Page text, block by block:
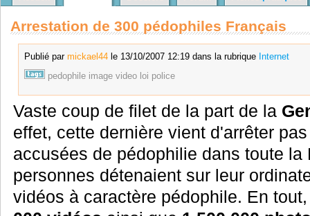
Arrestation de 300 pédophiles Français
Publié par mickael44le 13/10/2007 12:19 dans la rubrique Internet
pedophile image video loi police
Vaste coup de filet de la part de la
effet, cette dernière vient d'arrêter
accusées de pédophilie dans toute la
personnes détenaient sur leur
vidéos à caractère pédophile. En